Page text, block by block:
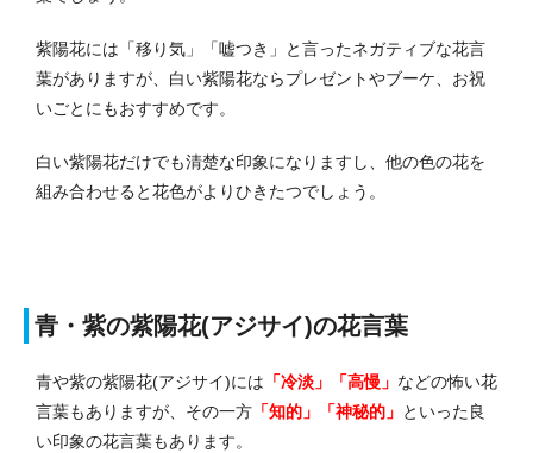
紫陽花には「移り気」「嘘つき」と言ったネガティブな花言
葉がありますが、白い紫陽花ならプレゼントやブーケ、お祝
いごとにもおすすめです。
白い紫陽花だけでも清楚な印象になりますし、他の色の花を
組み合わせると花色がよりひきたつでしょう。
青・紫の紫陽花(アジサイ)の花言葉
青や紫の紫陽花(アジサイ)には 「冷淡」「高慢」 などの怖い花
言葉もありますが、その一方 「知的」「神秘的」 といった良
い印象の花言葉もあります。